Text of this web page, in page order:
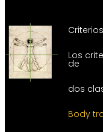
Los
de
dos
Body